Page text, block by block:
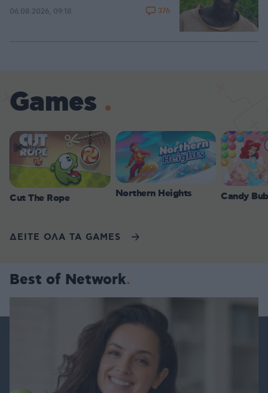
06.08.2026, 09:18 376
Games
Cut The Rope Northern Heights Candy
ΔΕΙΤΕ ΟΛΑ ΤΑ GAMES
Best of Network